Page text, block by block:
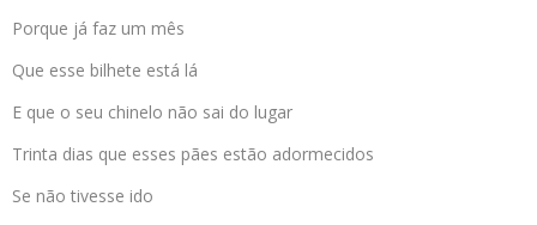
Porque já faz um mês
Que esse bilhete está lá
E que o seu chinelo não sai do lugar
Trinta dias que esses pães estão adormecidos
Se não tivesse ido